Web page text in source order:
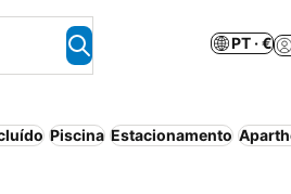
PT · €
Piscina Estacionamento